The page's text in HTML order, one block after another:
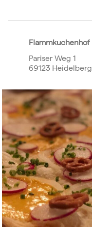
Flammkuchenhof
Pariser Weg 1
69123 Heidelberg